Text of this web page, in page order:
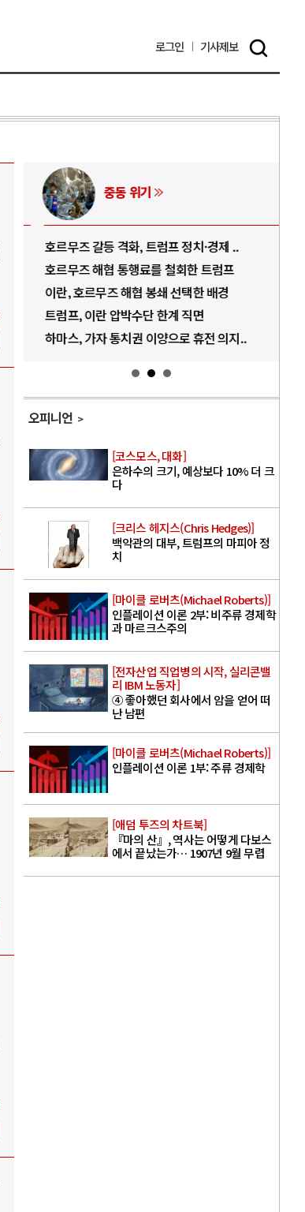
로그인 기사제보
중동 위기
호르무즈 갈등 격화, 트럼프 정치·경제 ..
호르무즈 해협 통행료를 철회한 트럼프
이란, 호르무즈 해협 봉쇄 선택한 배경
트럼프, 이란 압박수단 한계 직면
하마스, 가자 통치권 이양으로 휴전 의지..
오피니언
[코스모스, 대화]
은하수의 크기, 예상보다 10% 더 크
다
[크리스 헤지스(Chris Hedges)]
백악관의 대부, 트럼프의 마피아 정
치
[마이클 로버츠(Michael Roberts)]
인플레이션 이론 2부: 비주류 경제학
과 마르크스주의
[전자산업 직업병의 시작, 실리콘밸
리 IBM 노동자]
④ 좋아했던 회사에서 암을 얻어 떠
난 남편
[마이클 로버츠(Michael Roberts)]
인플레이션 이론 1부: 주류 경제학
[애덤 투즈의 차트북]
『마의 산』, 역사는 어떻게 다보스
에서 끝났는가… 1907년 9월 무렵